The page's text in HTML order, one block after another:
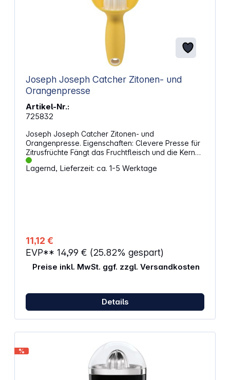
Joseph Joseph Catcher Zitonen- und
Orangenpresse
Artikel-Nr.:
725832
Joseph Joseph Catcher Zitonen- und
Orangenpresse. Eigenschaften: Clevere Presse für
Zitrusfrüchte Fängt das Fruchtfleisch und die Kerne
auf, damit der Saft ablaufen kann Robuster Kopf
aus BPA-freiem Kunststoff Angenehmer,
Lagernd, Lieferzeit: ca. 1-5 Werktage
11,12 €
EVP** 14,99 € (25.82% gespart)
Preise inkl. MwSt. ggf. zzgl. Versandkosten
Details
%